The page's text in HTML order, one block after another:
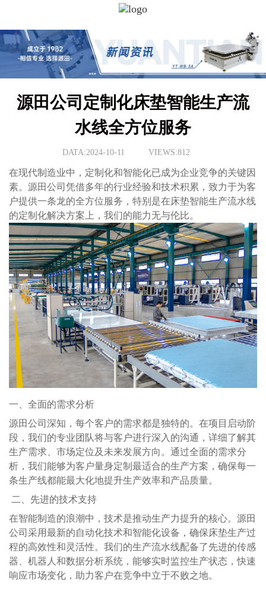
源田公司定制化床垫智能生产流
水线全方位服务
DATA:2024-10-11 VIEWS:812
在现代制造业中，定制化和智能化已成为企业竞争的关键因
素。源田公司凭借多年的行业经验和技术积累，致力于为客
户提供一条龙的全方位服务，特别是在床垫智能生产流水线
的定制化解决方案上，我们的能力无与伦比。
一、全面的需求分析
源田公司深知，每个客户的需求都是独特的。在项目启动阶
段，我们的专业团队将与客户进行深入的沟通，详细了解其
生产需求、市场定位及未来发展方向。通过全面的需求分
析，我们能够为客户量身定制最适合的生产方案，确保每一
条生产线都能最大化地提升生产效率和产品质量。
二、先进的技术支持
在智能制造的浪潮中，技术是推动生产力提升的核心。源田
公司采用最新的自动化技术和智能化设备，确保床垫生产过
程的高效性和灵活性。我们的生产流水线配备了先进的传感
器、机器人和数据分析系统，能够实时监控生产状态，快速
响应市场变化，助力客户在竞争中立于不败之地。